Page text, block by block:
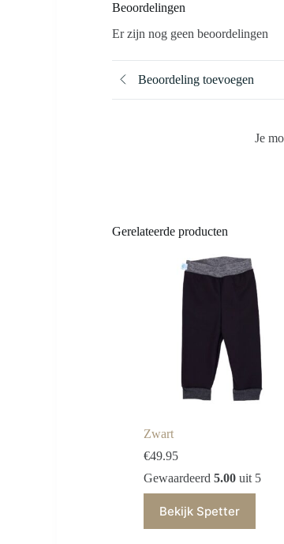
Beoordelingen
Er zijn nog geen beoordelingen
Beoordeling toevoegen
Je
Gerelateerde producten
Zwart
€49.95
Gewaardeerd 5.00uit 5
Bekijk Spetter